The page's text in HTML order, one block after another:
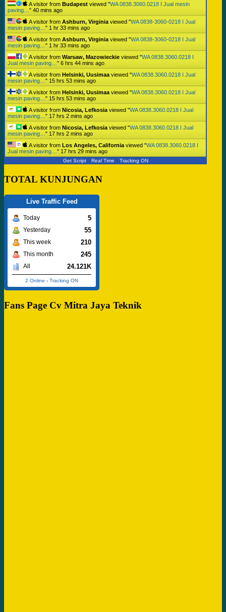
A visitor from Budapest viewed "WA 0838.3060.0218 I Jual mesin
paving… " 40 mins ago
A visitor from Ashburn, Virginia viewed "WA 0838-3060-0218 I Jual
mesin paving… " 1 hr 33 mins ago
A visitor from Ashburn, Virginia viewed "WA 0838-3060-0218 I Jual
mesin paving… " 1 hr 33 mins ago
A visitor from Warsaw, Mazowieckie viewed "WA 0838.3060.0218 I
Jual mesin paving… " 6 hrs 44 mins ago
A visitor from Helsinki, Uusimaa viewed "WA 0838.3060.0218 I Jual
mesin paving… " 15 hrs 53 mins ago
A visitor from Helsinki, Uusimaa viewed "WA 0838.3060.0218 I Jual
mesin paving… " 15 hrs 53 mins ago
A visitor from Nicosia, Lefkosia viewed "WA 0838.3060.0218 I Jual
mesin paving… " 17 hrs 2 mins ago
A visitor from Nicosia, Lefkosia viewed "WA 0838.3060.0218 I Jual
mesin paving… " 17 hrs 2 mins ago
A visitor from Los Angeles, California viewed "WA 0838.3060.0218 I
Jual mesin paving… " 17 hrs 29 mins ago
Get Script Real Time Tracking ON
TOTAL KUNJUNGAN
Live Traffic Feed
Today 5
Yesterday 55
This week 210
This month 245
All 24.121K
2 Online - Tracking ON
Fans Page Cv Mitra Jaya Teknik